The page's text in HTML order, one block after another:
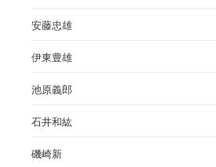
安藤忠雄
伊東豊雄
池原義郎
石井和紘
磯崎新